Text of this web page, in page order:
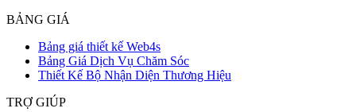
BẢNG GIÁ
Bảng giá thiết kế Web4s
Bảng Giá Dịch Vụ Chăm Sóc
Thiết Kế Bộ Nhận Diện Thương Hiệu
TRỢ GIÚP